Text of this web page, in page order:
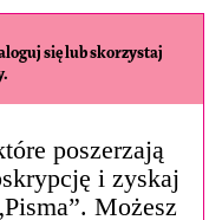
się lub skorzystaj
poszerzają
i zyskaj
Możesz